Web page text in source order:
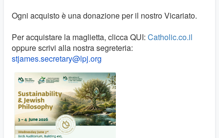
Ogni acquisto è una donazione per il nostro Vicariato.
Per acquistare la maglietta, clicca QUI: Catholic.co.il
oppure scrivi alla nostra segreteria:
stjames.secretary@lpj.org